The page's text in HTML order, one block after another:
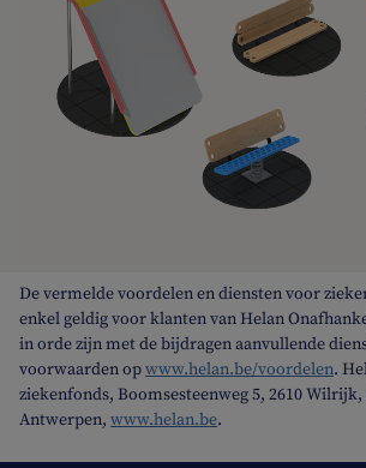
De vermelde voordelen en diensten voor
enkel geldig voor klanten van Helan
in orde zijn met de bijdragen aanvullende
voorwaarden opwww.helan.be/voordelen.
ziekenfonds, Boomsesteenweg 5, 2610 Wilrijk,
Antwerpen, www.helan.be.